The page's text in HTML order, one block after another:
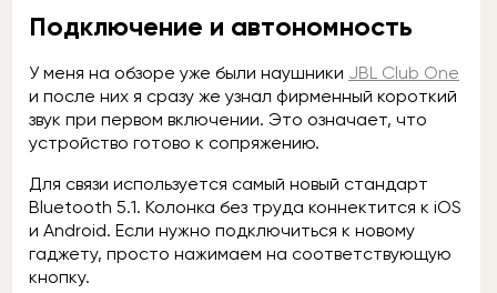
Подключение и автономность
У меня на обзоре уже были наушники JBL Club One
и после них я сразу же узнал фирменный короткий
звук при первом включении. Это означает, что
устройство готово к сопряжению.
Для связи используется самый новый стандарт
Bluetooth 5.1. Колонка без труда коннектится к iOS
и Android. Если нужно подключиться к новому
гаджету, просто нажимаем на соответствующую
кнопку.